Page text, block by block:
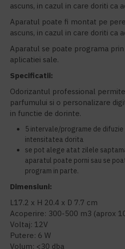
ascuns, in cazul in care doriti ca
Aparatul poate fi montat pe
ascuns, in cazul in care doriti ca
Aparatul se poate programa prin
aplicatiei sale.
Specificatii:
Odorizantul professional
parfumului si o personalizare
in functie de dorinte.
5 intervale/programe de
intensitatea dorita
se pot alege atat zilele
aparatul poate porni sau se
program in parte.
Dimensiuni:
L17.2 x H 20.4 x D 7.7 cm
Acoperire: 300-500 m3 (aprox
Voltaj: 12V
Putere: 6 W
Volum: <30 dba